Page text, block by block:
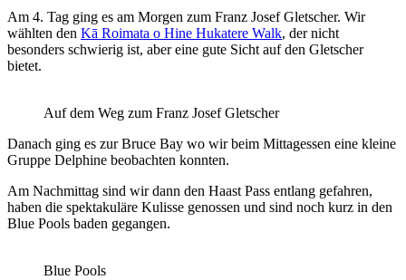
Am 4. Tag ging es am Morgen zum Franz Josef Gletscher. Wir
wählten den Kā Roimata o Hine Hukatere Walk, der nicht
besonders schwierig ist, aber eine gute Sicht auf den Gletscher
bietet.
Auf dem Weg zum Franz Josef Gletscher
Danach ging es zur Bruce Bay wo wir beim Mittagessen eine kleine
Gruppe Delphine beobachten konnten.
Am Nachmittag sind wir dann den Haast Pass entlang gefahren,
haben die spektakuläre Kulisse genossen und sind noch kurz in den
Blue Pools baden gegangen.
Blue Pools